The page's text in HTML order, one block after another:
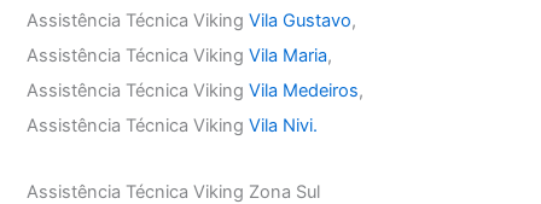
Assistência Técnica VikingVila Gustavo,
Assistência Técnica VikingVila Maria,
Assistência Técnica VikingVila Medeiros,
Assistência Técnica VikingVila Nivi.
Assistência Técnica Viking Zona Sul